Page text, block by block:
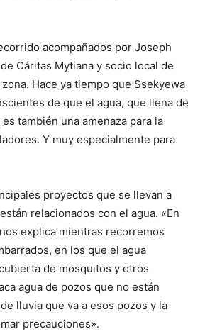
acompañados por Joseph
Cáritas Mytiana y socio local de
Hace ya tiempo que Ssekyewa
de que el agua, que llena de
también una amenaza para la
Y muy especialmente para
proyectos que se llevan a
relacionados con el agua. «En
explica mientras recorremos
en los que el agua
de mosquitos y otros
agua de pozos que no están
lluvia que va a esos pozos y la
precauciones».